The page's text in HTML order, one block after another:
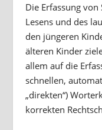
Die Erfassung
Lesens und des
den jüngeren
älteren Kinder
allem auf die
schnellen,
„direkten“)
korrekten